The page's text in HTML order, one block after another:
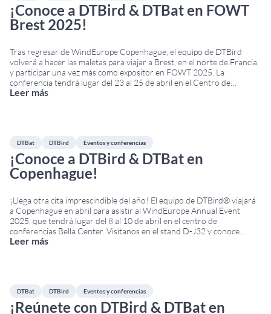
¡Conoce a DTBird & DTBat en FOWT
Brest 2025!
Tras regresar de WindEurope Copenhague, el equipo de DTBird
volverá a hacer las maletas para viajar a Brest, en el norte de Francia,
y participar una vez más como expositor en FOWT 2025. La
conferencia tendrá lugar del 23 al 25 de abril en el Centro de
Congresos Le Quartz. Si deseas más información sobre
Leer más
DTBat DTBird Eventos y conferencias
¡Conoce a DTBird & DTBat en
Copenhague!
¡Llega otra cita imprescindible del año! El equipo de DTBird® viajará
a Copenhague en abril para asistir al WindEurope Annual Event
2025, que tendrá lugar del 8 al 10 de abril en el centro de
conferencias Bella Center. Visítanos en el stand D-J32 y conoce
nuestras soluciones para la monitorización de aves y murciélagos en
Leer más
DTBat DTBird Eventos y conferencias
¡Reúnete con DTBird & DTBat en